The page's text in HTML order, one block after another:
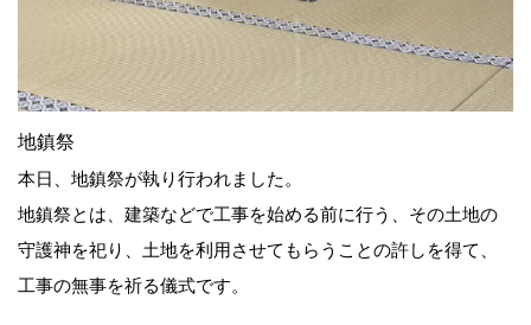
地鎮祭
本日、地鎮祭が執り行われました。
地鎮祭とは、建築などで工事を始める前に行う、その土地の
守護神を祀り、土地を利用させてもらうことの許しを得て、
工事の無事を祈る儀式です。